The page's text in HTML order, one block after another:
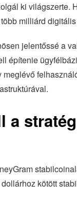
ki világszerte.
milliárd
jelentőssé a
építenie
a
kötött